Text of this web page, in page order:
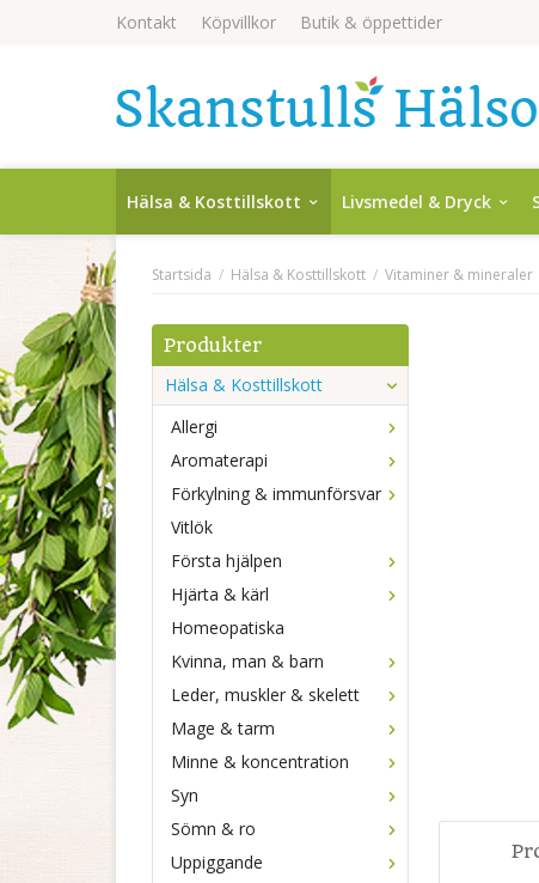
Kontakt Köpvillkor Butik & öppettider
Hälsa & Kosttillskott Livsmedel & Dryck
Startsida / Hälsa & Kosttillskott / Vitaminer & mineraler
Produkter
Hälsa & Kosttillskott
Allergi
Aromaterapi
Förkylning & immunförsvar
Vitlök
Första hjälpen
Hjärta & kärl
Homeopatiska
Kvinna, man & barn
Leder, muskler & skelett
Mage & tarm
Minne & koncentration
Syn
Sömn & ro
Uppiggande